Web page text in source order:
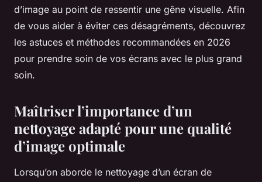
d’image au point de ressentir une gêne visuelle. Afin
de vous aider à éviter ces désagréments, découvrez
les astuces et méthodes recommandées en 2026
pour prendre soin de vos écrans avec le plus grand
soin.
Maîtriser l’importance d’un
nettoyage adapté pour une qualité
d’image optimale
Lorsqu’on aborde le nettoyage d’un écran de